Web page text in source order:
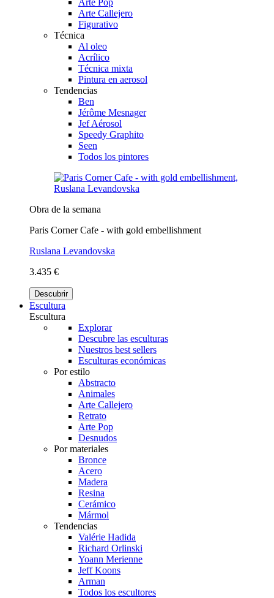
Arte Callejero
Figurativo
Técnica
Al oleo
Acrílico
Técnica mixta
Pintura en aerosol
Tendencias
Ben
Jérôme Mesnager
Jef Aérosol
Speedy Graphito
Seen
Todos los pintores
Obra de la semana
Paris Corner Cafe - with gold embellishment
Ruslana Levandovska
3.435 €
Descubrir
Escultura
Escultura
Explorar
Descubre las esculturas
Nuestros best sellers
Esculturas económicas
Por estilo
Abstracto
Animales
Arte Callejero
Retrato
Arte Pop
Desnudos
Por materiales
Bronce
Acero
Madera
Resina
Cerámico
Mármol
Tendencias
Valérie Hadida
Richard Orlinski
Yoann Merienne
Jeff Koons
Arman
Todos los escultores